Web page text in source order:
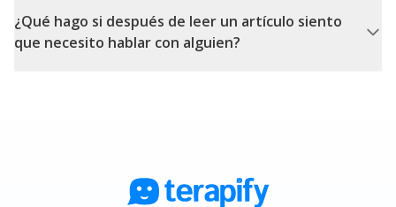
¿Qué hago si después de leer un artículo siento
que necesito hablar con alguien?